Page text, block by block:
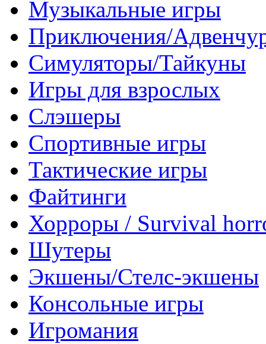
Музыкальные игры
Приключения/
Симуляторы/Тайкуны
Игры для взрослых
Слэшеры
Спортивные игры
Тактические игры
Файтинги
Хорроры / Survival
Шутеры
Экшены/Стелс-экшены
Консольные игры
Игромания